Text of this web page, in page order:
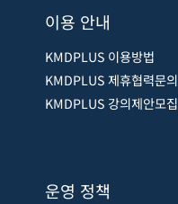
이용 안내
KMDPLUS 이용방법
KMDPLUS 제휴협력문의
KMDPLUS 강의제안모집
운영 정책